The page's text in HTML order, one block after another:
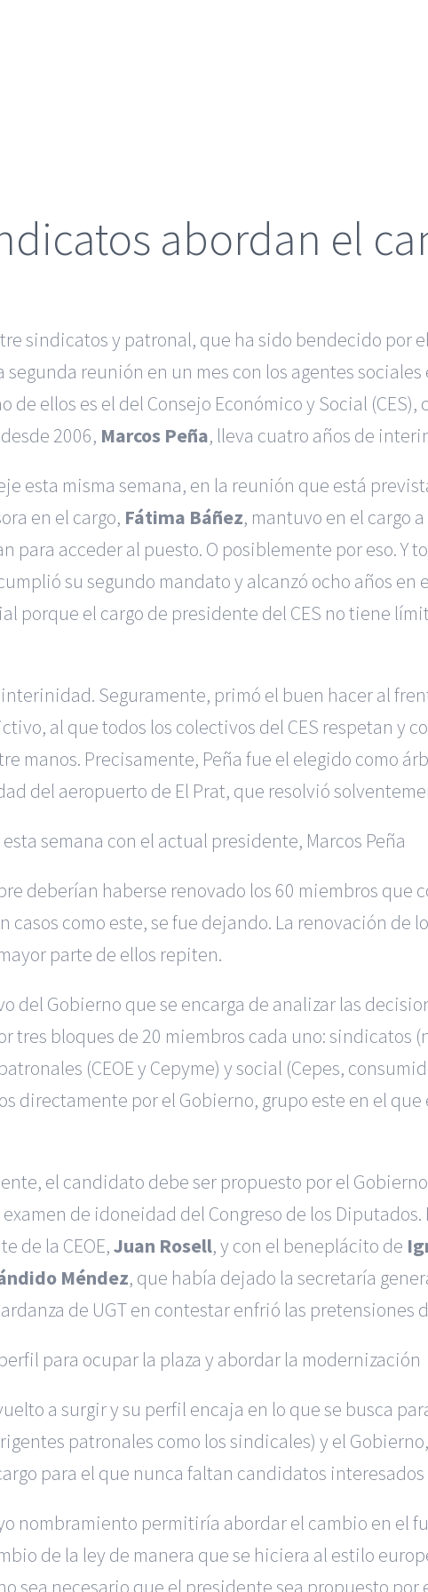
abordan el
sindicatos y patronal, que ha sido bendecido por
reunión en un mes con los agentes
de ellos es el del Consejo Económico y Social
2006, Marcos Peña, lleva cuatro años de
esta misma semana, en la reunión que está
en el cargo, Fátima Báñez, mantuvo en el cargo
para acceder al puesto. O posiblemente por eso. Y
su segundo mandato y alcanzó ocho años en
porque el cargo de presidente del CES no tiene
interinidad. Seguramente, primó el buen hacer al
al que todos los colectivos del CES respetan y
manos. Precisamente, Peña fue el elegido como
del aeropuerto de El Prat, que resolvió
semana con el actual presidente, Marcos Peña
deberían haberse renovado los 60 miembros que
como este, se fue dejando. La renovación de
parte de ellos repiten.
del Gobierno que se encarga de analizar las
tres bloques de 20 miembros cada uno: sindicatos
(CEOE y Cepyme) y social (Cepes,
directamente por el Gobierno, grupo este en el
el candidato debe ser propuesto por el
de idoneidad del Congreso de los
de la CEOE,Juan Rosell, y con el beneplácito de
Méndez, que había dejado la secretaría
de UGT en contestar enfrió las pretensiones
para ocupar la plaza y abordar la modernización
a surgir y su perfil encaja en lo que se busca
patronales como los sindicales) y el
para el que nunca faltan candidatos
nombramiento permitiría abordar el cambio en el
de la ley de manera que se hiciera al estilo
sea necesario que el presidente sea propuesto